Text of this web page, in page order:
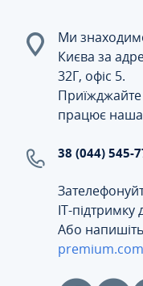
Ми
Києва за
32Г, офіс 5.
працює наша
38 (044) 545-
ІТ-підтримку
Або